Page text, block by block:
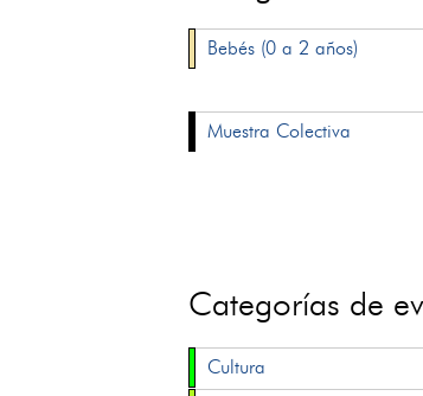
Bebés (0 a 2 años)
Muestra Colectiva
Categorías de
Cultura